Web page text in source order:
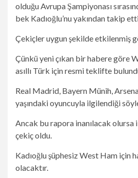
olduğu Avrupa Şampiyonası
bek Kadıoğlu’nu yakından takip
Çekiçler uygun şekilde etkilenmiş
Çünkü yeni çıkan bir habere göre
asıllı Türk için resmi teklifte
Real Madrid, Bayern Münih,
yaşındaki oyuncuyla ilgilendiği
Ancak bu rapora inanılacak olursa
çekiç oldu.
Kadıoğlu şüphesiz West Ham için
olacaktır.